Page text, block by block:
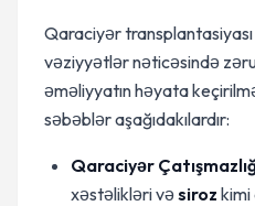
Qaraciyər
vəziyyətlər nəticəsində
əməliyyatın həyata
səbəblər aşağıdakılardır:
Qaraciyər
xəstəlikləri vəsiroz kimi